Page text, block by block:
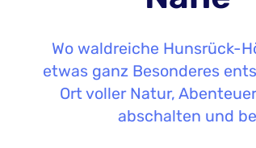
Wo waldreiche Hunsrück-
etwas ganz Besonderes
Ort voller Natur,
abschalten und